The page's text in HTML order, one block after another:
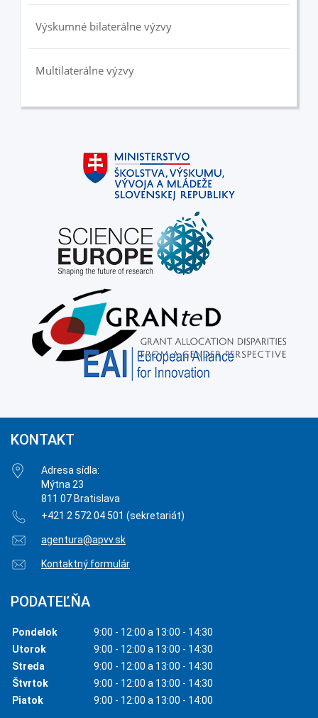
Výskumné bilaterálne výzvy
Multilaterálne výzvy
KONTAKT
Adresa sídla:
Mýtna 23
811 07 Bratislava
+421 2 572 04 501 (sekretariát)
agentura@apvv.sk
Kontaktný formulár
PODATEĽŇA
Pondelok
9:00 - 12:00 a 13:00 - 14:30
Utorok
9:00 - 12:00 a 13:00 - 14:30
Streda
9:00 - 12:00 a 13:00 - 14:30
Štvrtok
9:00 - 12:00 a 13:00 - 14:30
Piatok
9:00 - 12:00 a 13:00 - 14:00